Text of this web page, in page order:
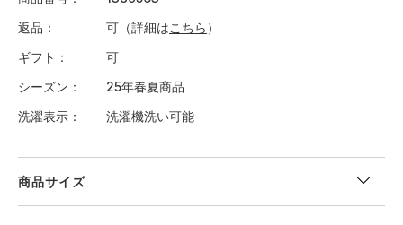
返品
可（詳細はこちら ）
ギフト
可
シーズン
25年春夏商品
洗濯表示
洗濯機洗い可能
商品サイズ